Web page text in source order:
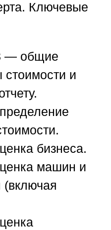
Ключевые
— общие
стоимости и
бизнеса.
машин и
(включая